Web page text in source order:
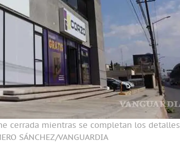
cerrada mientras se completan los detalles
SÁNCHEZ/VANGUARDIA